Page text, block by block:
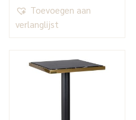
Toevoegen aan
verlanglijst